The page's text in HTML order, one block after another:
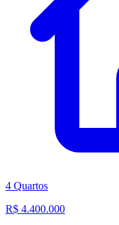
4 Quartos
R$ 4.400.000